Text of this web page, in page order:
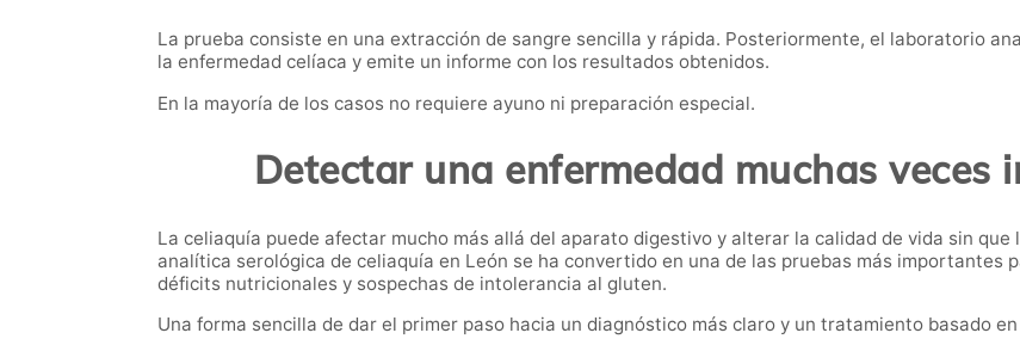
La prueba consiste en una extracción de sangre sencilla y rápida. Posteriormente, el laboratorio
la enfermedad celíaca y emite un informe con los resultados obtenidos.
En la mayoría de los casos no requiere ayuno ni preparación especial.
Detectar una enfermedad muchas veces
La celiaquía puede afectar mucho más allá del aparato digestivo y alterar la calidad de vida sin que
analítica serológica de celiaquía en León se ha convertido en una de las pruebas más
déficits nutricionales y sospechas de intolerancia al gluten.
Una forma sencilla de dar el primer paso hacia un diagnóstico más claro y un tratamiento basado